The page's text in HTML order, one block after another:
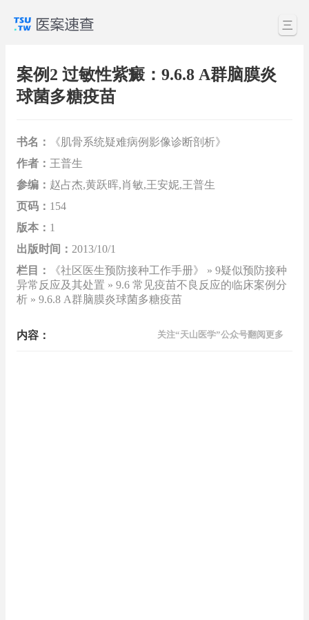
三
案例2 过敏性紫癜：9.6.8 A群脑膜炎
球菌多糖疫苗
书名：
《肌骨系统疑难病例影像诊断剖析》
作者： 王普生
参编： 赵占杰,黄跃晖,肖敏,王安妮,王普生
页码： 154
版本： 1
出版时间： 2013/10/1
栏目：
《社区医生预防接种工作手册》 » 9疑似预防接种
异常反应及其处置 » 9.6 常见疫苗不良反应的临床案例分
析 » 9.6.8 A群脑膜炎球菌多糖疫苗
内容： 关注“天山医学”公众号翻阅更多